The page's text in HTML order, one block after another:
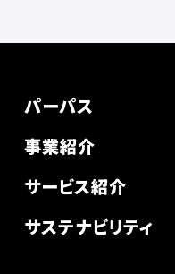
パーパス
事業紹介
サービス紹介
サステナビリティ